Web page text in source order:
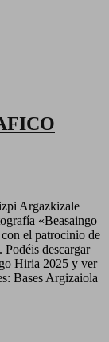
«Beasaingo
el patrocinio de
descargar
Hiria 2025 y ver
Bases Argizaiola